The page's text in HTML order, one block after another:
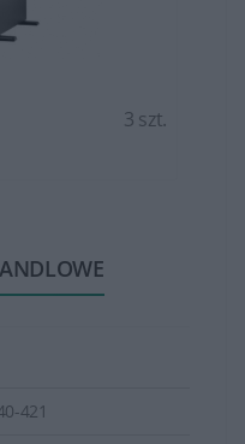
3 szt.
421